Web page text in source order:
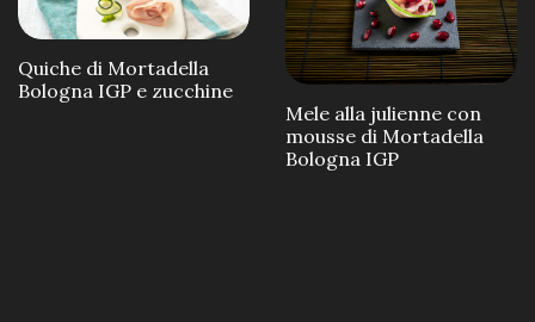
Quiche di Mortadella
Bologna IGP e zucchine
Mele alla julienne con
mousse di Mortadella
Bologna IGP